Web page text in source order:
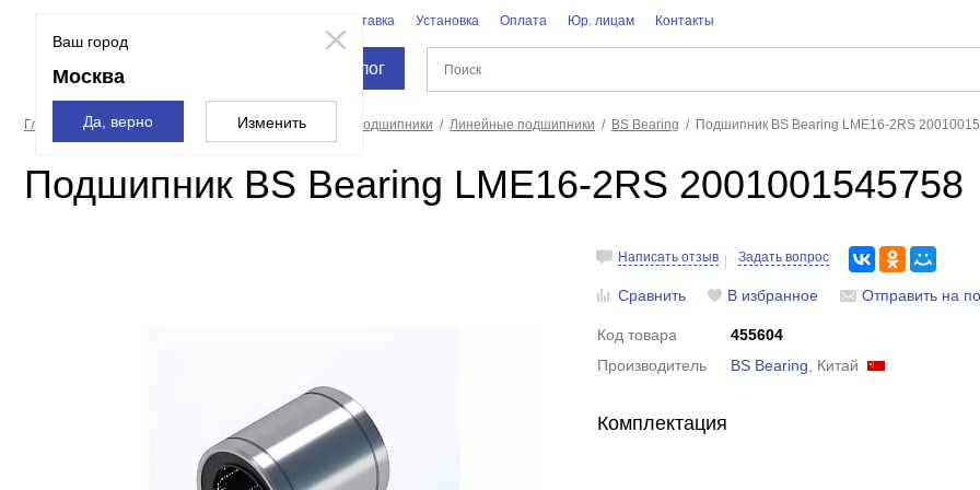
Ваш город
Москва
Да, верно Изменить
Доставка Установка Оплата Юр. лицам Контакты
Каталог
Главная страница Промышленные компоненты Подшипники Линейные подшипники BS Bearing Подшипник BS Bearing LME16-2RS
Подшипник BS Bearing LME16-2RS 2001001545758
Написать отзыв Задать вопрос
Сравнить В избранное Отправить на
Код товара
455604
Производитель
BS Bearing , Китай
Комплектация